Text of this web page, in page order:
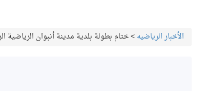
الأخبار الرياضيه>ختام بطولة بلدية مدينة أنبوان الرياضية